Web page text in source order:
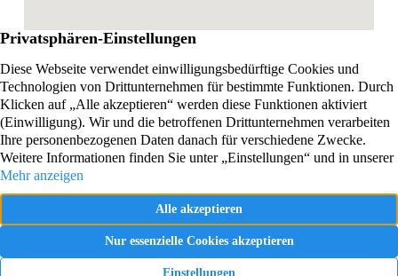
Datenschutzerklärung
Vertrag widerrufen